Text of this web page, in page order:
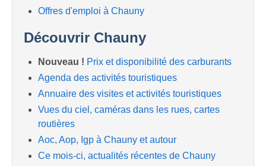
Offres d'emploi à Chauny
Découvrir Chauny
Nouveau ! Prix et disponibilité des carburants
Agenda des activités touristiques
Annuaire des visites et activités touristiques
Vues du ciel, caméras dans les rues, cartes
routières
Aoc, Aop, Igp à Chauny et autour
Ce mois-ci, actualités récentes de Chauny